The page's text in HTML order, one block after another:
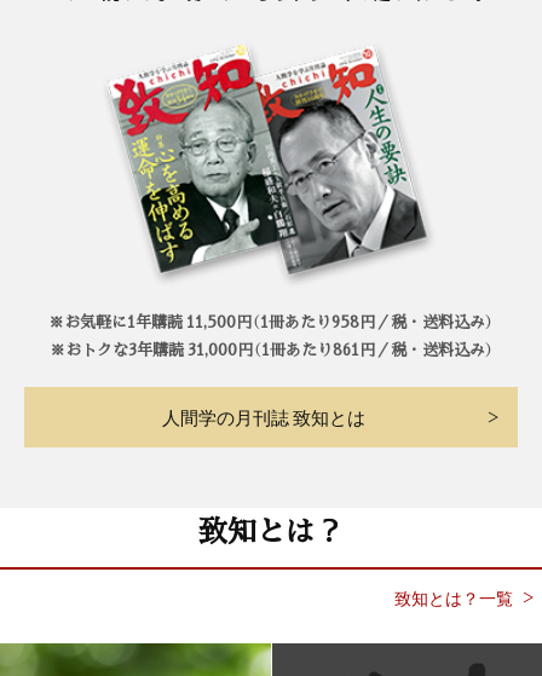
※お気軽に1年購読 11,500円（1冊あたり958円／税・送料込み）
※おトクな3年購読 31,000円（1冊あたり861円／税・送料込み）
人間学の月刊誌 致知とは
致知とは？
致知とは？一覧